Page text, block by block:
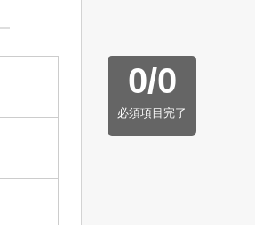
0/0
必須項目完了